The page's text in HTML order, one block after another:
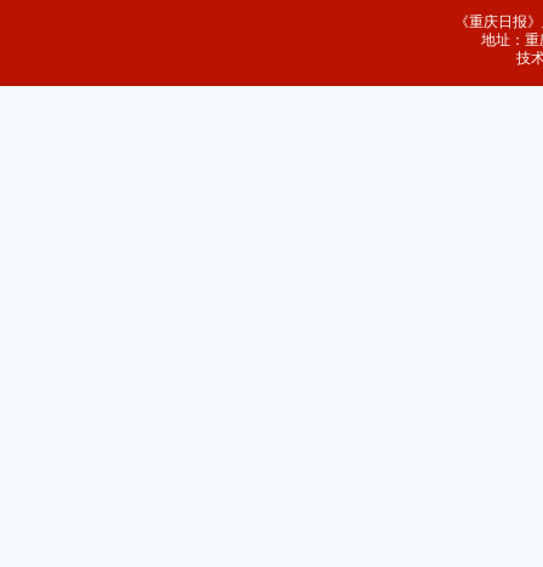
《重庆日报
地址：重
技